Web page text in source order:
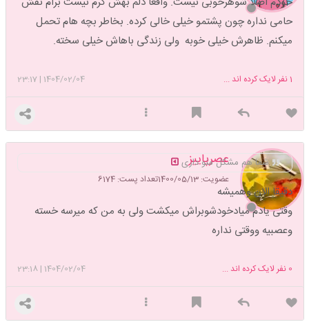
حامی نداره چون پشتمو خیلی خالی کرده. بخاطر بچه هام تحمل
میکنم. ظاهرش خیلی خوبه ولی زندگی باهاش خیلی سخته.
1404/02/04
|
23:17 1نفر لایک کرده اند ...
عصرپاییز
عضویت: 1400/05/13 تعداد پست: 6174
شما هم مشکل منو داری
دقیقا الان وهمیشه
وقتی یادم میادخودشوبراش میکشت ولی به من که میرسه خسته
وعصبیه ووقتی نداره
1404/02/04
|
23:18 0 نفر لایک کرده اند ...